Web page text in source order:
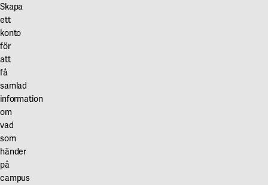
Skapa
ett
konto
för
att
få
samlad
information
om
vad
som
händer
på
campus